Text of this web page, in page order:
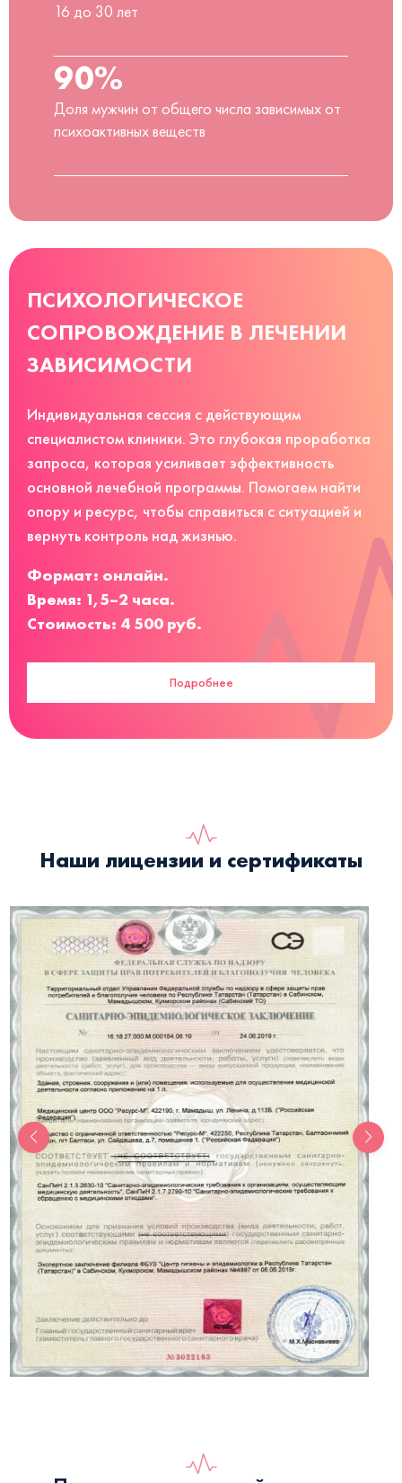
16 до 30 лет
90%
Доля мужчин от общего числа зависимых от
психоактивных веществ
ПСИХОЛОГИЧЕСКОЕ
СОПРОВОЖДЕНИЕ В ЛЕЧЕНИИ
ЗАВИСИМОСТИ
Индивидуальная сессия с действующим
специалистом клиники. Это глубокая проработка
запроса, которая усиливает эффективность
основной лечебной программы. Помогаем найти
опору и ресурс, чтобы справиться с ситуацией и
вернуть контроль над жизнью.
Формат: онлайн.
Время: 1,5–2 часа.
Стоимость: 4 500 руб.
Подробнее
Наши лицензии и сертификаты